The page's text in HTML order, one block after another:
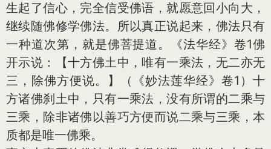
生起了信心，完全信受佛语，就愿意回小向大，
继续随佛修学佛法。所以真正说起来，佛法只有
一种道次第，就是佛菩提道。《法华经》卷1佛
开示说：【十方佛土中，唯有一乘法，无二亦无
三，除佛方便说。】（《妙法莲华经》卷1）十
方诸佛刹土中，只有一乘法，没有所谓的二乘与
三乘，除非诸佛以善巧方便而说二乘与三乘，本
质都是唯一佛乘。